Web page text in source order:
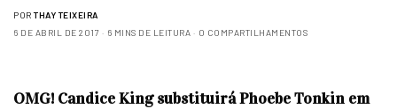
POR THAY TEIXEIRA
6 DE ABRIL DE 2017
6 MINS DE LEITURA 0 COMPARTILHAMENTOS
OMG! Candice King substituirá Phoebe Tonkin em